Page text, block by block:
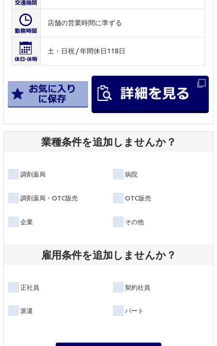
店舗の営業時間に準ずる
土・日祝 / 年間休日118日
業種条件を追加しませんか？
調剤薬局 病院
調剤薬局・OTC販売 OTC販売
企業 その他
雇用条件を追加しませんか？
正社員 契約社員
派遣 パート